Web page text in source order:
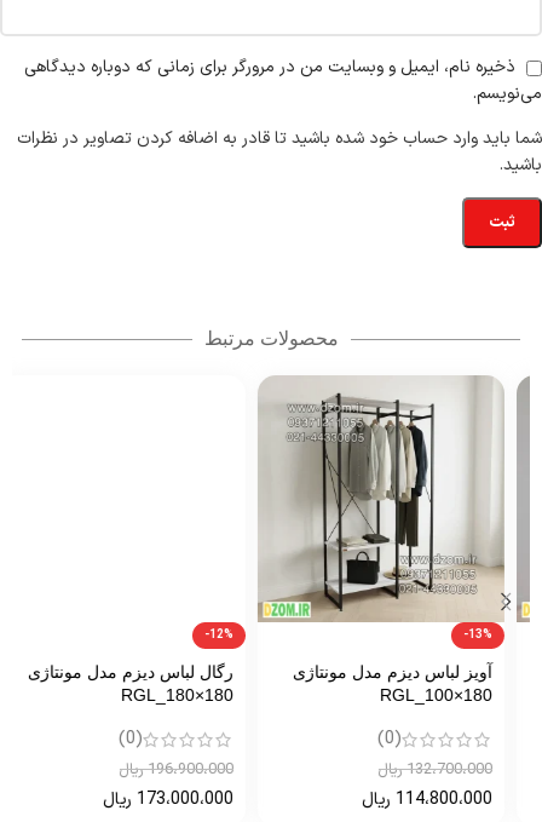
ذخیره نام، ایمیل و وبسایت من در مرورگر برای زمانی که دوباره دیدگاهی
می‌نویسم.
شما باید وارد حساب خود شده باشید تا قادر به اضافه کردن تصاویر در نظرات
باشید.
محصولات مرتبط
-13%
آویز لباس دیزم مدل مونتاژی
RGL_100×180
(0)
132،700،000 ریال
114،800،000 ریال
-12%
رگال لباس دیزم مدل مونتاژی
RGL_180×180
(0)
196،900،000 ریال
173،000،000ریال